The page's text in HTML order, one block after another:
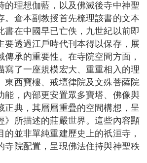
的理想伽藍，以及佛滅後寺中神聖
。倉本副教授首先梳理該書的文本
書在中國早已亡佚，九世紀以前即
要透過江戶時代刊本得以保存，展
傳承的重要性。在寺院空間方面，
寫了一座規模宏大、重重相入的理
東西寶樓、戒壇律院及文殊菩薩院
能，內部更安置眾多寶塔、佛像與
正典，其層層重疊的空間構想，呈
》所描述的莊嚴世界。這些內容顯
的並非單純重建歷史上的祇洹寺，
寺院配置，呈現佛法住持與神聖秩